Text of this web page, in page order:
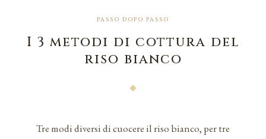
PASSO DOPO PASSO
I 3 metodi di cottura del
riso bianco
Tre modi diversi di cuocere il riso bianco, per tre